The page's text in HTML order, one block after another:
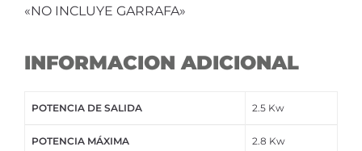
«NO INCLUYE GARRAFA»
INFORMACION ADICIONAL
POTENCIA DE SALIDA 2.5 Kw
POTENCIA MÁXIMA 2.8 Kw